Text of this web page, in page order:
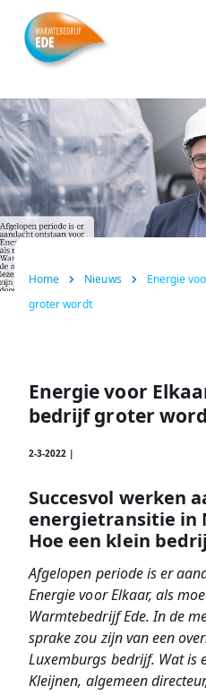
Home
Over ons
Consument
Zakelijk
Home Nieuws
Energie
groter wordt
Energie voor
bedrijf groter
2-3-2022 |
Succesvol werken
energietransitie in
Hoe een klein
Afgelopen periode is er
Energie voor Elkaar, als
Warmtebedrijf Ede. In de
sprake zou zijn van een
Luxemburgs bedrijf. Wat is
Kleijnen, algemeen